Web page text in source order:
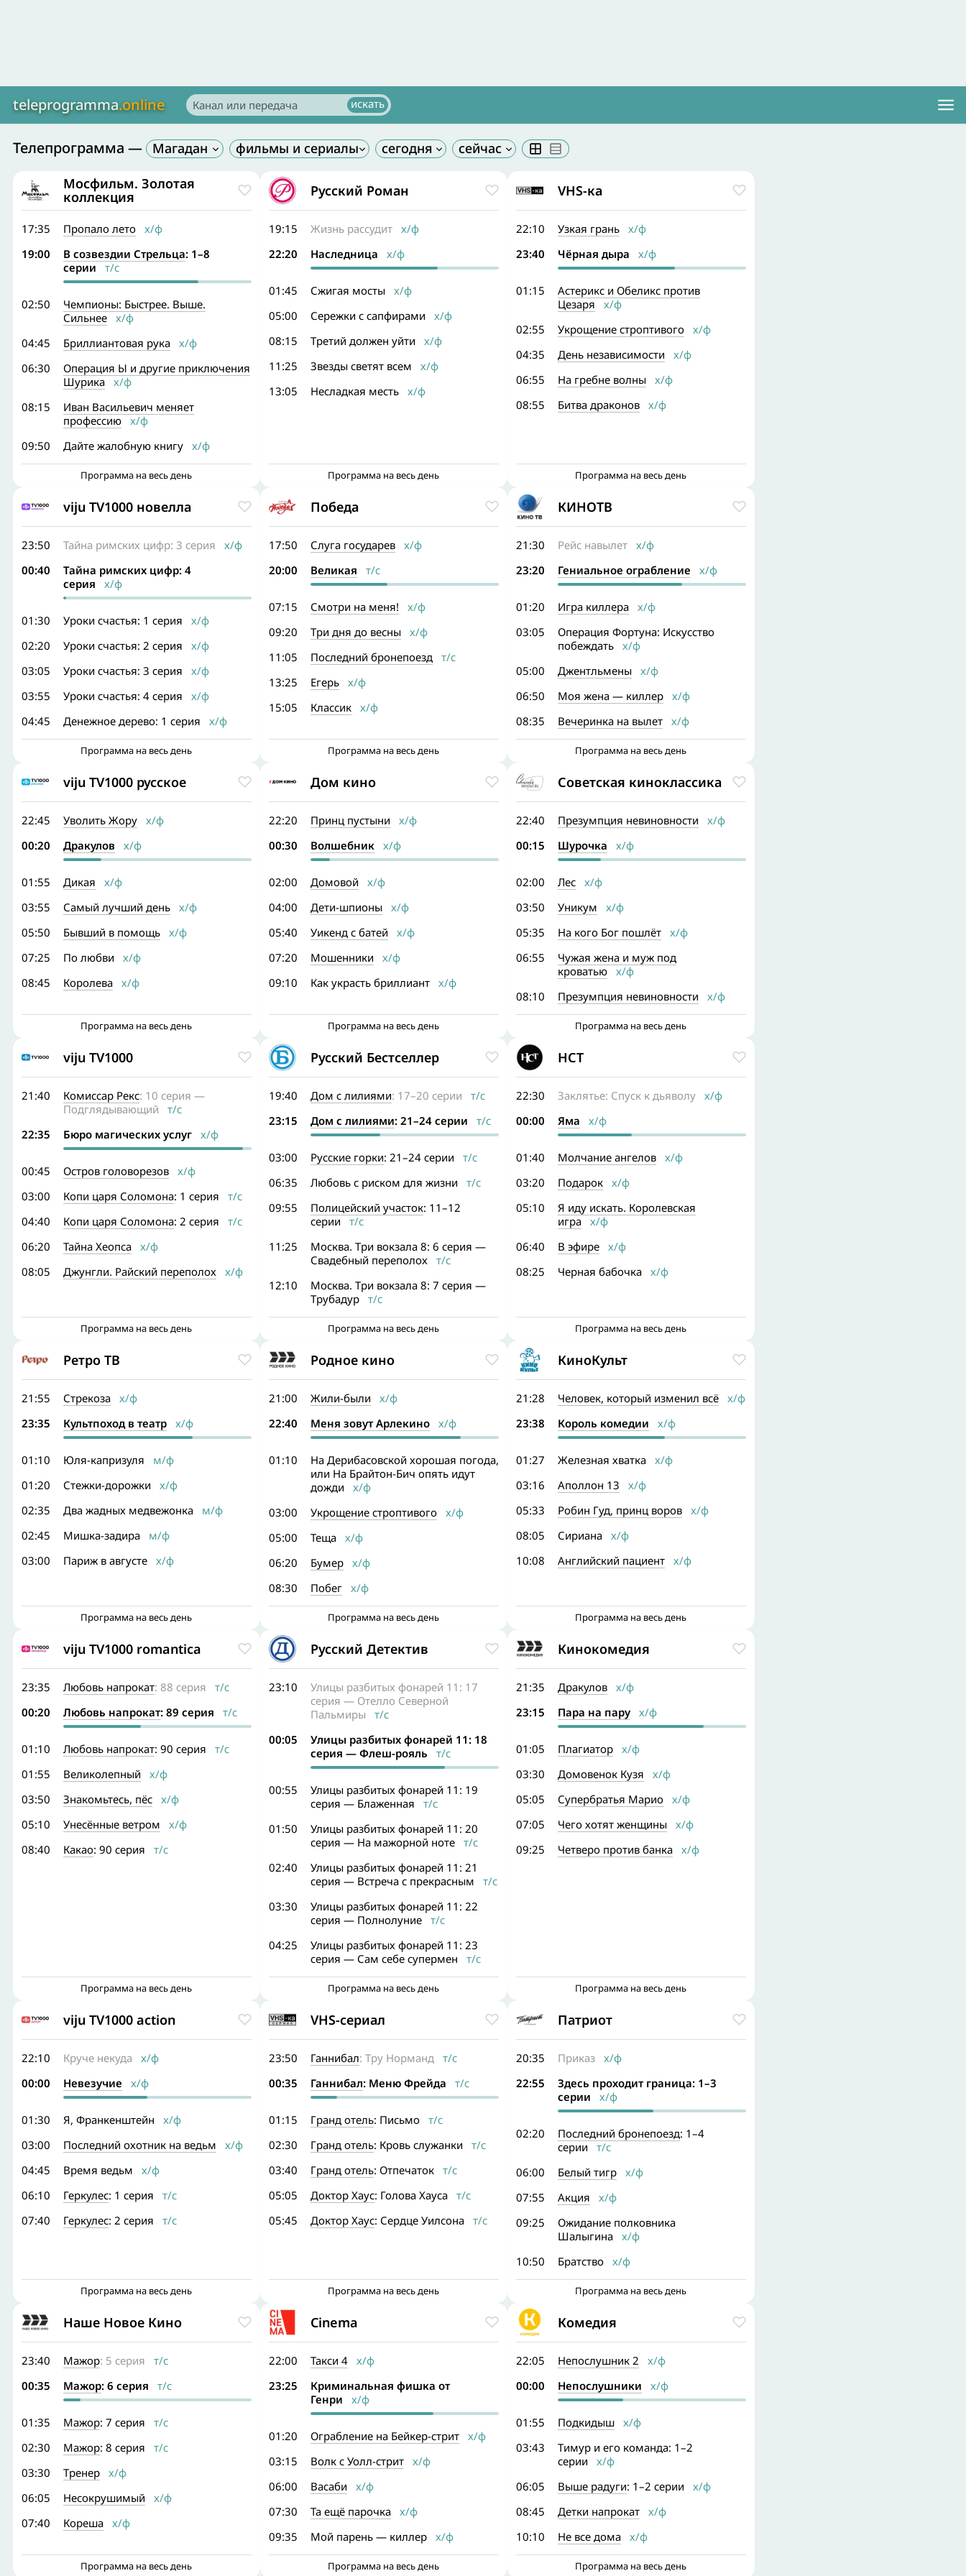
teleprogramma.online
Телепрограмма — Магадан
Мосфильм. Золотая
коллекция
17:35 Пропало лето х/ф
19:00
В созвездии Стрельца: 1–8
серии т/с
02:50
Чемпионы: Быстрее. Выше.
Сильнее х/ф
04:45
Бриллиантовая рука х/ф
06:30
Операция Ы и другие приключения
Шурика х/ф
08:15
Иван Васильевич меняет
профессию х/ф
09:50
Дайте жалобную книгу х/ф
Программа на весь день
Русский Роман
19:15 Жизнь рассудитх/ф
22:20
Наследница х/ф
01:45 Сжигая мостых/ф
05:00
Сережки с сапфирами х/ф
08:15
Третий должен уйти х/ф
11:25
Звезды светят всем х/ф
13:05
Несладкая местьх/ф
Программа на весь день
VHS-ка
22:10 Узкая граньх/ф
23:40
Чёрная дыра х/ф
01:15
Астерикс и Обеликс против
Цезаря х/ф
02:55
Укрощение строптивогох/ф
04:35
День независимости х/ф
06:55
На гребне волных/ф
08:55
Битва драконовх/ф
Программа на весь день
viju TV1000 новелла
23:50 Тайна римских цифр: 3 серия х/ф
00:40
Тайна римских цифр: 4
серия х/ф
01:30 Уроки счастья: 1 серия х/ф
02:20
Уроки счастья: 2 серия х/ф
03:05
Уроки счастья: 3 серия х/ф
03:55
Уроки счастья: 4 серия х/ф
04:45
Денежное дерево: 1 серия х/ф
Программа на весь день
Победа
17:50 Слуга государевх/ф
20:00
Великая т/с
07:15 Смотри на меня! х/ф
09:20
Три дня до весных/ф
11:05
Последний бронепоездт/с
13:25
Егерьх/ф
15:05
Классикх/ф
Программа на весь день
КИНОТВ
21:30 Рейс навылетх/ф
23:20
Гениальное ограбление х/ф
01:20 Игра киллерах/ф
03:05
Операция Фортуна: Искусство
побеждатьх/ф
05:00
Джентльменых/ф
06:50
Моя жена — киллерх/ф
08:35
Вечеринка на вылетх/ф
Программа на весь день
viju TV1000 русское
22:45 Уволить Жору х/ф
00:20
Дракулов х/ф
01:55 Дикая х/ф
03:55
Самый лучший день х/ф
05:50
Бывший в помощь х/ф
07:25
По любви х/ф
08:45
Королева х/ф
Программа на весь день
Дом кино
22:20 Принц пустыни х/ф
00:30
Волшебникх/ф
02:00 Домовой х/ф
04:00
Дети-шпионых/ф
05:40
Уикенд с батей х/ф
07:20
Мошенники х/ф
09:10
Как украсть бриллиантх/ф
Программа на весь день
Советская киноклассика
22:40 Презумпция невиновности х/ф
00:15
Шурочка х/ф
02:00 Лесх/ф
03:50
Уникум х/ф
05:35
На кого Бог пошлётх/ф
06:55
Чужая жена и муж под
кроватьюх/ф
08:10
Презумпция невиновности х/ф
Программа на весь день
viju TV1000
21:40 Комиссар Рекс: 10 серия —
Подглядывающий т/с
22:35
Бюро магических услуг х/ф
00:45 Остров головорезов х/ф
03:00
Копи царя Соломона: 1 серия т/с
04:40
Копи царя Соломона: 2 серия т/с
06:20
Тайна Хеопса х/ф
08:05
Джунгли. Райский переполох х/ф
Программа на весь день
Русский Бестселлер
19:40 Дом с лилиями: 17–20 серии т/с
23:15
Дом с лилиями: 21–24 серии т/с
03:00 Русские горки: 21–24 серии т/с
06:35
Любовь с риском для жизни т/с
09:55
Полицейский участок: 11–12
серии т/с
11:25
Москва. Три вокзала 8: 6 серия —
Свадебный переполохт/с
12:10
Москва. Три вокзала 8: 7 серия —
Трубадурт/с
Программа на весь день
НСТ
22:30 Заклятье: Спуск к дьяволух/ф
00:00
Яма х/ф
01:40 Молчание ангеловх/ф
03:20
Подарокх/ф
05:10
Я иду искать. Королевская
играх/ф
06:40
В эфирех/ф
08:25
Черная бабочках/ф
Программа на весь день
Ретро ТВ
21:55 Стрекоза х/ф
23:35
Культпоход в театр х/ф
01:10 Юля-капризуля м/ф
01:20
Стежки-дорожки х/ф
02:35
Два жадных медвежонка м/ф
02:45
Мишка-задира м/ф
03:00
Париж в августе х/ф
Программа на весь день
Родное кино
21:00 Жили-были х/ф
22:40
Меня зовут Арлекинох/ф
01:10
На Дерибасовской хорошая погода,
или На Брайтон-Бич опять идут
дожди х/ф
03:00
Укрощение строптивогох/ф
05:00
Тещах/ф
06:20
Бумерх/ф
08:30
Побегх/ф
Программа на весь день
КиноКульт
21:28 Человек, который изменил всёх/ф
23:38
Король комедии х/ф
01:27 Железная хватках/ф
03:16
Аполлон 13 х/ф
05:33
Робин Гуд, принц воровх/ф
08:05
Сирианах/ф
10:08
Английский пациентх/ф
Программа на весь день
viju TV1000 romantica
23:35 Любовь напрокат: 88 серия т/с
00:20
Любовь напрокат: 89 серия т/с
01:10 Любовь напрокат: 90 серия т/с
01:55
Великолепный х/ф
03:50
Знакомьтесь, пёс х/ф
05:10
Унесённые ветром х/ф
08:40
Какао: 90 серия т/с
Программа на весь день
Русский Детектив
23:10
Улицы разбитых фонарей 11: 17
серия — Отелло Северной
Пальмиры т/с
00:05
Улицы разбитых фонарей 11: 18
серия — Флеш-рояль т/с
00:55
Улицы разбитых фонарей 11: 19
серия — Блаженная т/с
01:50
Улицы разбитых фонарей 11: 20
серия — На мажорной нотет/с
02:40
Улицы разбитых фонарей 11: 21
серия — Встреча с прекрасным т/с
03:30
Улицы разбитых фонарей 11: 22
серия — Полнолуниет/с
04:25
Улицы разбитых фонарей 11: 23
серия — Сам себе супермен т/с
Программа на весь день
Кинокомедия
21:35 Дракуловх/ф
23:15
Пара на парух/ф
01:05 Плагиаторх/ф
03:30
Домовенок Кузя х/ф
05:05
Супербратья Мариох/ф
07:05
Чего хотят женщиных/ф
09:25
Четверо против банках/ф
Программа на весь день
viju TV1000 action
22:10 Круче некуда х/ф
00:00
Невезучие х/ф
01:30 Я, Франкенштейн х/ф
03:00
Последний охотник на ведьм х/ф
04:45
Время ведьм х/ф
06:10
Геркулес: 1 серия т/с
07:40
Геркулес: 2 серия т/с
Программа на весь день
VHS-сериал
23:50 Ганнибал: Тру Нормандт/с
00:35
Ганнибал: Меню Фрейда т/с
01:15 Гранд отель: Письмот/с
02:30
Гранд отель: Кровь служанки т/с
03:40
Гранд отель: Отпечатокт/с
05:05
Доктор Хаус: Голова Хаусат/с
05:45
Доктор Хаус: Сердце Уилсонат/с
Программа на весь день
Патриот
20:35 Приказх/ф
22:55
Здесь проходит граница: 1–3
серии х/ф
02:20 Последний бронепоезд: 1–4
серии т/с
06:00
Белый тигрх/ф
07:55
Акция х/ф
09:25
Ожидание полковника
Шалыгинах/ф
10:50
Братствох/ф
Программа на весь день
Наше Новое Кино
23:40 Мажор: 5 серия т/с
00:35
Мажор: 6 серия т/с
01:35 Мажор: 7 серия т/с
02:30
Мажор: 8 серия т/с
03:30
Тренер х/ф
06:05
Несокрушимый х/ф
07:40
Кореша х/ф
Программа на весь день
Cinema
22:00 Такси 4х/ф
23:25
Криминальная фишка от
Генри х/ф
01:20 Ограбление на Бейкер-стритх/ф
03:15
Волк с Уолл-стритх/ф
06:00
Васаби х/ф
07:30
Та ещё парочках/ф
09:35
Мой парень — киллерх/ф
Программа на весь день
Комедия
22:05 Непослушник 2 х/ф
00:00
Непослушники х/ф
01:55 Подкидышх/ф
03:43
Тимур и его команда: 1–2
серии х/ф
06:05
Выше радуги: 1–2 серии х/ф
08:45
Детки напрокатх/ф
10:10
Не все домах/ф
Программа на весь день